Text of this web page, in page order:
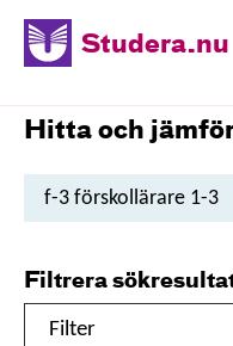
Studera.nu
Hitta och
Sök
Filtrera
Filter